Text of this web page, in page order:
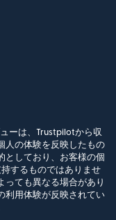
ーは、Trustpilotから収
人の体験を反映したもの
としており、お客様の個
するものではありませ
っても異なる場合があり
利用体験が反映されてい